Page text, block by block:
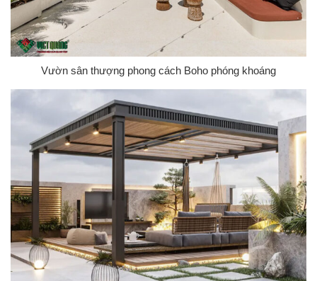
Vườn sân thượng phong cách Boho phóng khoáng